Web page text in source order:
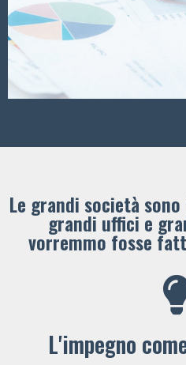
Le grandi società
grandi uffici e
vorremmo fosse
L'impegno